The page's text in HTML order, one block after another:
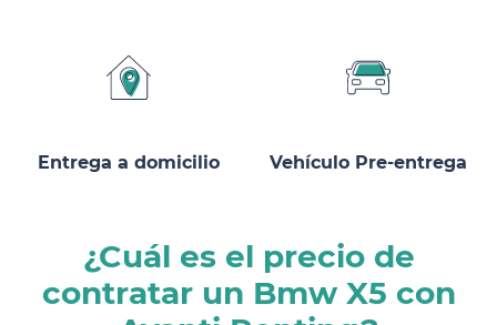
Entrega a domicilio Vehículo Pre-entrega
¿Cuál es el precio de
contratar un Bmw X5 con